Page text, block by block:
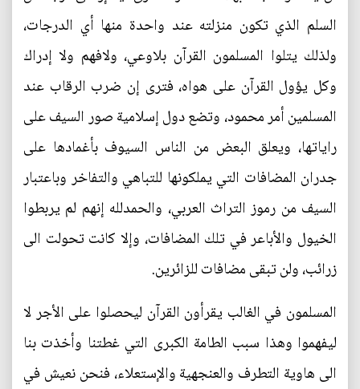
السلم الذي تكون منزلته عند واحدة منها أي الدرجات،
ولذلك يتلوا المسلمون القرآن بلاوعي، ولافهم ولا إدراك
وكل يؤول القرآن على هواه، فترى إن ضرب الرقاب عند
المسلمين أمر محمود، وتضع دول إسلامية صور السيف على
راياتها، ويعلق البعض من الناس السيوف بأغمادها على
جدران المضافات التي يملكونها للتباهي والتفاخر وباعتبار
السيف من رموز التراث العربي، والحمدلله إنهم لم يربطوا
الخيول والأباعر في تلك المضافات، وإلا كانت تحولت الى
زرائب، ولن تبقى مضافات للزائرين.
المسلمون في الغالب يقرأون القرآن ليحصلوا على الأجر لا
ليفهموا وهذا سبب الطامة الكبرى التي غطتنا وأخذت بنا
الى هاوية التطرف والعنجهية والإستعلاء، فنحن نعيش في